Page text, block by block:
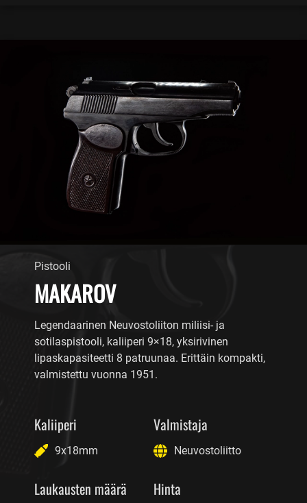
Pistooli
MAKAROV
Legendaarinen Neuvostoliiton miliisi- ja
sotilaspistooli, kaliiperi 9×18, yksirivinen
lipaskapasiteetti 8 patruunaa. Erittäin kompakti,
valmistettu vuonna 1951.
Kaliiperi
9x18mm
Valmistaja
Neuvostoliitto
Laukausten määrä Hinta